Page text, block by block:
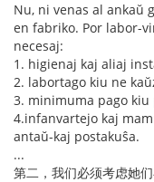
Nu, ni venas al ankaŭ
en fabriko. Por labor-
necesaj:
1. higienaj kaj aliaj
2. labortago kiu ne
3. minimuma pago
4.infanvartejo kaj
antaŭ-kaj postakuŝa.
...
第二，我们必须考虑她